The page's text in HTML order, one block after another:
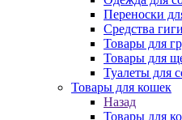
Переноски
Средства
Товары для
Товары для
Туалеты для
Товары для кошек
Назад
Товары для